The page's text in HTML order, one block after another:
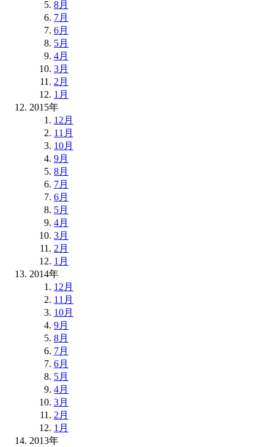
8月
7月
6月
5月
4月
3月
2月
1月
2015年
12月
11月
10月
9月
8月
7月
6月
5月
4月
3月
2月
1月
2014年
12月
11月
10月
9月
8月
7月
6月
5月
4月
3月
2月
1月
2013年